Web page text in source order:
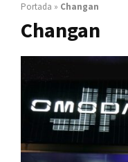
Portada » Changan
Changan